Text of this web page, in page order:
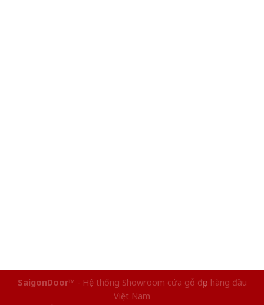
SaigonDoor™ - Hệ thống Showroom cửa gỗ đẹp hàng đầu
Việt Nam